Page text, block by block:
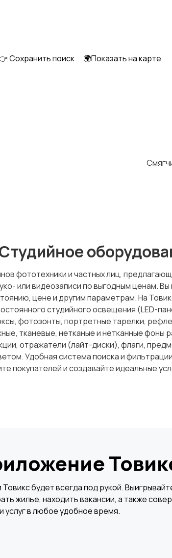
Сохранить поиск 🌍Показать на карте
фототехники и частных лиц,
или видеозаписи по выгодным ценам.
цене и другим параметрам. На
студийного освещения (LED-
фотозонты, портретные тарелки,
тканевые, нетканые и нетканные фоны
отражатели (лайт-диски), флаги,
Удобная система поиска и
покупателей и создавайте идеальные
будет всегда под рукой.
жилье, находить вакансии, а также
услуг в любое удобное время.